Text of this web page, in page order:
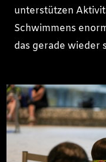
unterstützen
Schwimmens
das gerade wieder